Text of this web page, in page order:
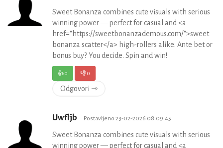
Sweet Bonanza combines cute visuals with serious
winning power — perfect for casual and <a
href="https://sweetbonanzademous.com/">sweet
bonanza scatter</a> high-rollers alike. Ante bet or
bonus buy? You decide. Spin and win!
👍0 👎0
Odgovori ⇾
Uwfljb Postavljeno 23-02-2026 08:09:45
Sweet Bonanza combines cute visuals with serious
winning power — perfect for casual and <a